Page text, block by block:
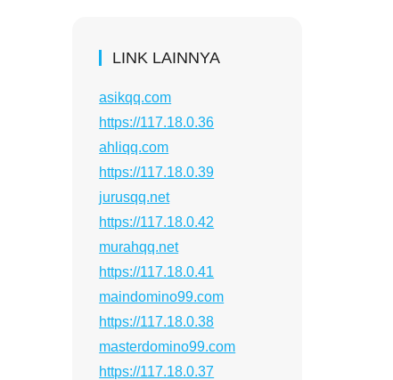
LINK LAINNYA
asikqq.com
https://117.18.0.36
ahliqq.com
https://117.18.0.39
jurusqq.net
https://117.18.0.42
murahqq.net
https://117.18.0.41
maindomino99.com
https://117.18.0.38
masterdomino99.com
https://117.18.0.37